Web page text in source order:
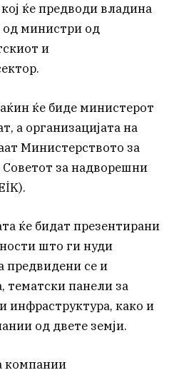
ќе предводи владина
од министри од
и
ќе биде министерот
а организацијата на
Министерството за
Советот за надворешни
ќе бидат презентирани
што ги нуди
предвидени се и
тематски панели за
инфраструктура, како и
од двете земји.
компании